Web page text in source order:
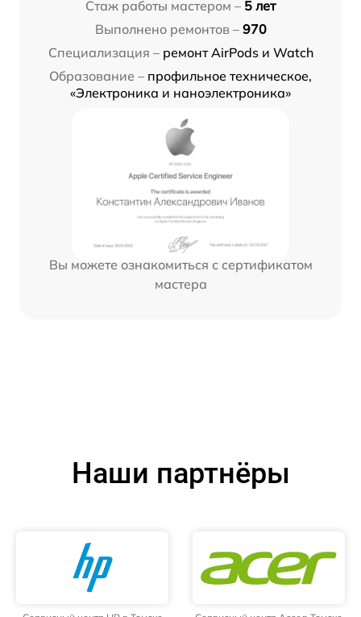
Стаж работы мастером – 5 лет
Выполнено ремонтов – 970
Специализация – ремонт AirPods и Watch
Образование – профильное техническое,
«Электроника и наноэлектроника»
Вы можете ознакомиться с сертификатом
мастера
Наши партнёры